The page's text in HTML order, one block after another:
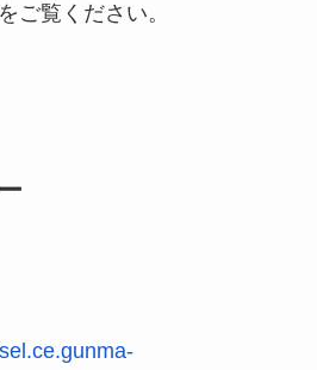
ご覧ください。